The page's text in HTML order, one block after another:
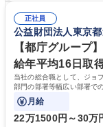
常に改善を目指す風
募集職種 【大阪・京都
により、キーエンス
えて、お客様や社員の
待され。組織を支える
社員から頼られる存
務の持ち帰りも禁止さ
歴・資格 学歴：大学院
正社員
公益財団法人東京
【都庁グループ
給年平均16日取
当社の総合職として、ジョ
部門の部署等幅広い部署で
ております！ ※下記業務詳細
月給
22万1500円～30万